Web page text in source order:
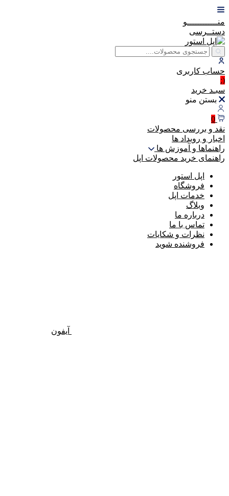
منــــــــــــو
دستــرسی
حساب کاربری
(:
سبـد خرید
بستن منو
0
نقد و بررسی محصولات
اخبار و رویداد ها
راهنماها و آموزش ها
راهنمای خرید محصولات اپل
اپل استور
فروشگاه
خدمات اپل
وبلاگ
درباره ما
تماس با ما
نظرات و شکایات
فروشنده شوید
آیفون